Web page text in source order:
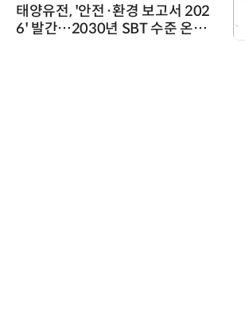
태양유전, '안전·환경 보고서 202
6' 발간…2030년 SBT 수준 온실